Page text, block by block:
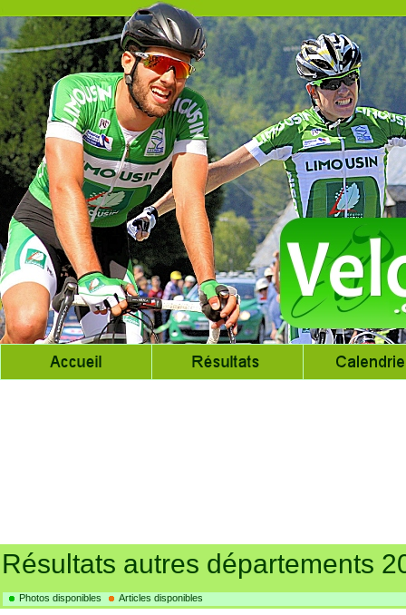
Résultats autres départements
Photos disponibles Articles disponibles